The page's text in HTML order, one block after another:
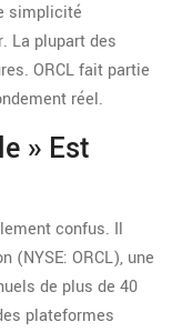
simplicité
La plupart des
ORCL fait partie
réel.
» Est
confus. Il
(NYSE: ORCL), une
de plus de 40
plateformes